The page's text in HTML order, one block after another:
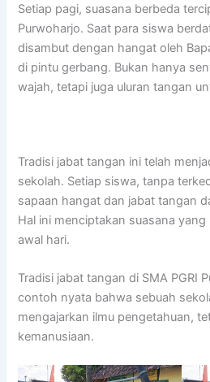
Setiap pagi, suasana berbeda
Purwoharjo. Saat para siswa
disambut dengan hangat oleh
di pintu gerbang. Bukan hanya
wajah, tetapi juga uluran tangan
Tradisi jabat tangan ini telah
sekolah. Setiap siswa, tanpa
sapaan hangat dan jabat tangan
Hal ini menciptakan suasana
awal hari.
Tradisi jabat tangan di SMA PGRI
contoh nyata bahwa sebuah
mengajarkan ilmu pengetahuan,
kemanusiaan.